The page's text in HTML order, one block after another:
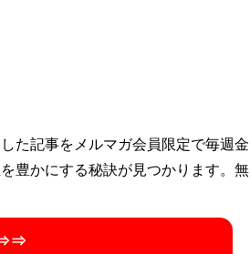
「ISIKI」開発ディレクター。オフィ
なこの圧倒的モテ男TV」は開設1年半
た記事をメルマガ会員限定で毎週金
豊かにする秘訣が見つかります。無
⇒⇒